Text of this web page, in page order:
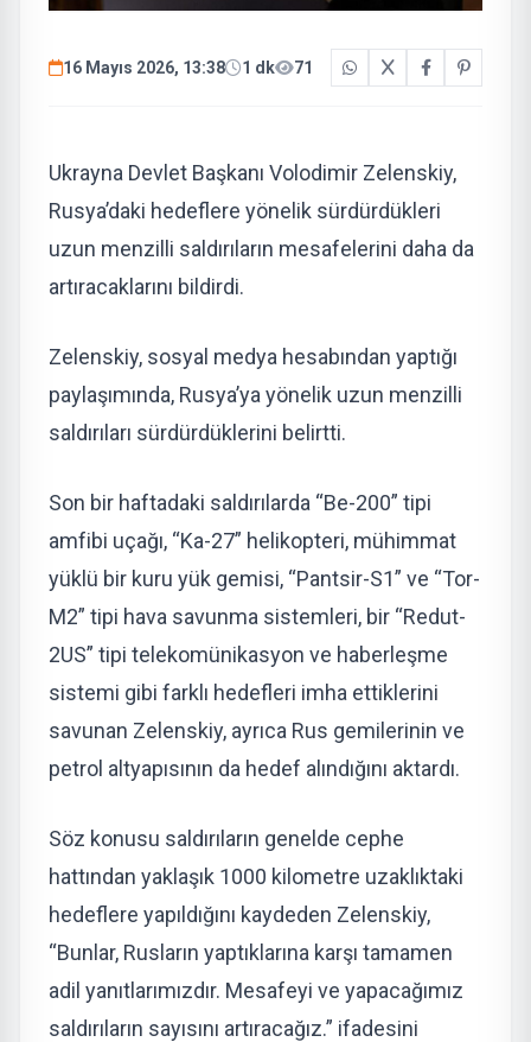
16 Mayıs 2026, 13:38 1 dk 71
Ukrayna Devlet Başkanı Volodimir Zelenskiy,
Rusya’daki hedeflere yönelik sürdürdükleri
uzun menzilli saldırıların mesafelerini daha da
artıracaklarını bildirdi.
Zelenskiy, sosyal medya hesabından yaptığı
paylaşımında, Rusya’ya yönelik uzun menzilli
saldırıları sürdürdüklerini belirtti.
Son bir haftadaki saldırılarda “Be-200” tipi
amfibi uçağı, “Ka-27” helikopteri, mühimmat
yüklü bir kuru yük gemisi, “Pantsir-S1” ve “Tor-
M2” tipi hava savunma sistemleri, bir “Redut-
2US” tipi telekomünikasyon ve haberleşme
sistemi gibi farklı hedefleri imha ettiklerini
savunan Zelenskiy, ayrıca Rus gemilerinin ve
petrol altyapısının da hedef alındığını aktardı.
Söz konusu saldırıların genelde cephe
hattından yaklaşık 1000 kilometre uzaklıktaki
hedeflere yapıldığını kaydeden Zelenskiy,
“Bunlar, Rusların yaptıklarına karşı tamamen
adil yanıtlarımızdır. Mesafeyi ve yapacağımız
saldırıların sayısını artıracağız.” ifadesini